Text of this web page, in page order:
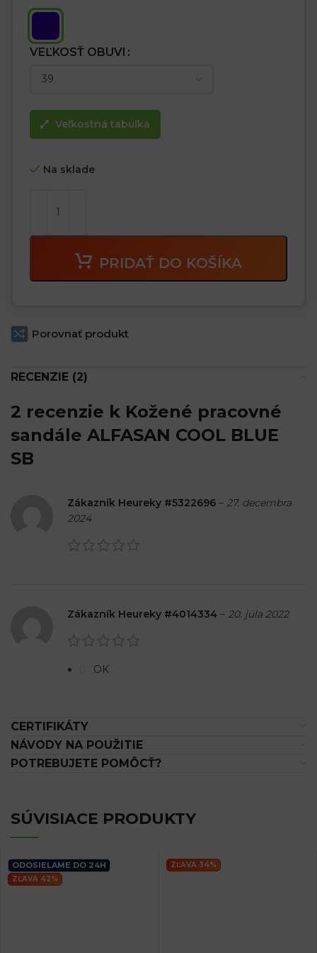
VEĽKOSŤ OBUVI
Veľkostná tabuľka
Na sklade
PRIDAŤ DO KOŠÍKA
Porovnať produkt
RECENZIE (2)
2 recenzie k Kožené pracovné
sandále ALFASAN COOL BLUE
SB
Zákazník Heureky #5322696 – 27. decembra
2024
Zákazník Heureky #4014334 – 20. júla 2022
OK
CERTIFIKÁTY
NÁVODY NA POUŽITIE
POTREBUJETE POMÔCŤ?
SÚVISIACE PRODUKTY
ODOSIELAME DO 24H
ZĽAVA 42%
ZĽAVA 34%